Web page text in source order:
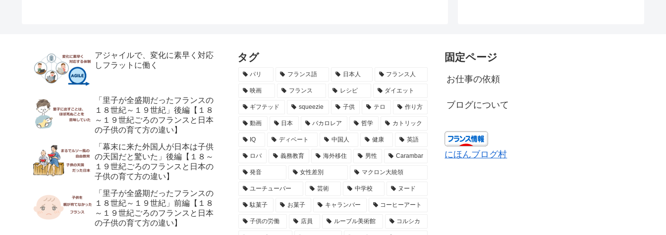
アジャイルで、変化に素早く対応
しフラットに働く
「里子が全盛期だったフランスの
１８世紀～１９世紀」後編【１８
～１９世紀ごろのフランスと日本
の子供の育て方の違い】
「幕末に来た外国人が日本は子供
の天国だと驚いた」後編【１８～
１９世紀ごろのフランスと日本の
子供の育て方の違い】
「里子が全盛期だったフランスの
１８世紀～１９世紀」前編【１８
～１９世紀ごろのフランスと日本
の子供の育て方の違い】
タグ
パリ フランス語 日本人 フランス人
映画 フランス レシピ ダイエット
ギフテッド squeezie 子供 テロ 作り方
動画 日本 バカロレア 哲学 カトリック
IQ ディベート 中国人 健康 英語
ロバ 義務教育 海外移住 男性 Carambar
発音 女性差別 マクロン大統領
ユーチューバー 芸術 中学校 ヌード
駄菓子 お菓子 キャランバー コーヒーアート
子供の労働 店員 ルーブル美術館 コルシカ
固定ページ
お仕事の依頼
ブログについて
にほんブログ村